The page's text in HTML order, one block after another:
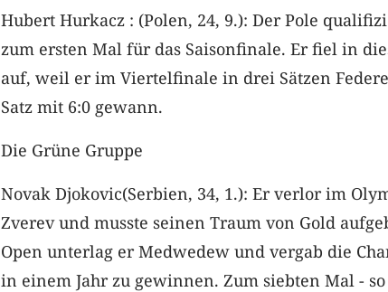
Hubert Hurkacz : (Polen, 24, 9.): Der Pole
zum ersten Mal für das Saisonfinale. Er fiel in
auf, weil er im Viertelfinale in drei Sätzen
Satz mit 6:0 gewann.
Die Grüne Gruppe
Novak Djokovic(Serbien, 34, 1.): Er verlor im
Zverev und musste seinen Traum von Gold
Open unterlag er Medwedew und vergab die
in einem Jahr zu gewinnen. Zum siebten Mal -